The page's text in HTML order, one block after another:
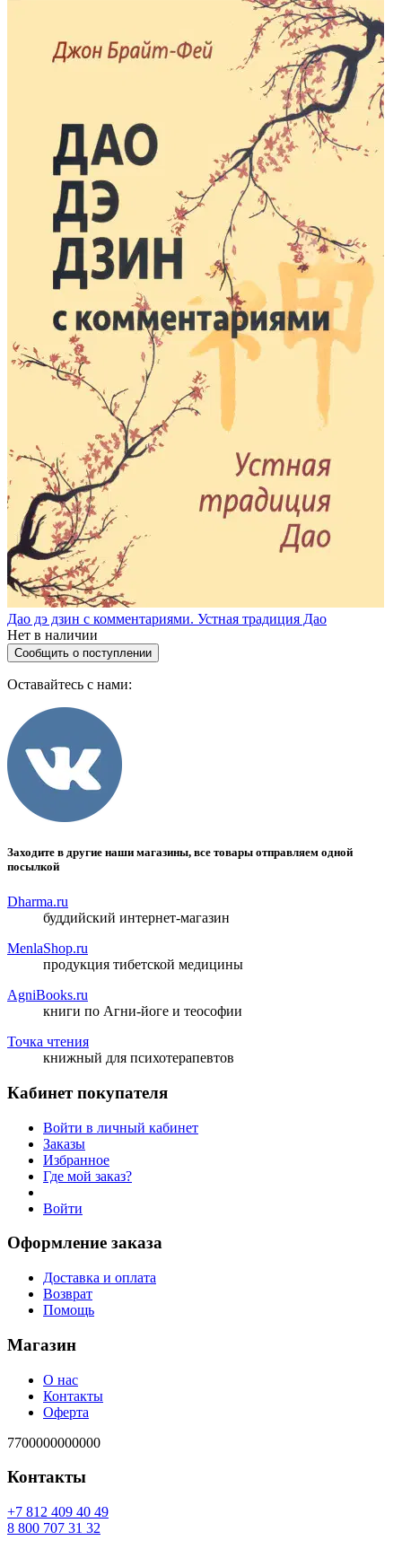
Дао дэ дзин с комментариями. Устная традиция Дао
Нет в наличии
Сообщить о поступлении
Оставайтесь с нами:
Заходите в другие наши магазины, все товары отправляем одной
посылкой
Dharma.ru
буддийский интернет-магазин
MenlaShop.ru
продукция тибетской медицины
AgniBooks.ru
книги по Агни-йоге и теософии
Точка чтения
книжный для психотерапевтов
Кабинет покупателя
Войти в личный кабинет
Заказы
Избранное
Где мой заказ?
Войти
Оформление заказа
Доставка и оплата
Возврат
Помощь
Магазин
О нас
Контакты
Оферта
7700000000000
Контакты
94 04 904 218 7+
23 13 707 008 8